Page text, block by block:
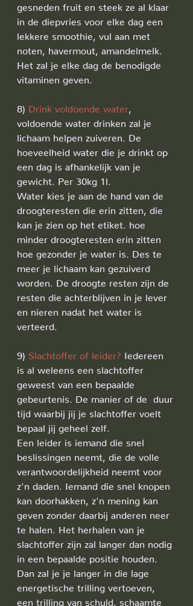
gesneden fruit en steek ze al klaar
in de diepvries voor elke dag een
lekkere smoothie, vul aan met
noten, havermout, amandelmelk.
Het zal je elke dag de benodigde
vitaminen geven.
8) Drink voldoende water
voldoende water drinken zal je
lichaam helpen zuiveren. De
hoeveelheid water die je drinkt op
een dag is afhankelijk van je
gewicht. Per 30kg 1l.
Water kies je aan de hand van de
droogteresten die erin zitten, die
kan je zien op het etiket. hoe
minder droogteresten erin zitten
hoe gezonder je water is. Des te
meer je lichaam kan gezuiverd
worden. De droogte resten zijn de
resten die achterblijven in je lever
en nieren nadat het water is
verteerd.
9) Slachtoffer of leider? Iedereen
is al weleens een slachtoffer
geweest van een bepaalde
gebeurtenis. De manier of de  duur
tijd waarbij jij je slachtoffer voelt
bepaal jij geheel zelf.
Een leider is iemand die snel
beslissingen neemt, die de volle
verantwoordelijkheid neemt voor
z'n daden. Iemand die snel knopen
kan doorhakken, z'n mening kan
geven zonder daarbij anderen neer
te halen. Het herhalen van je
slachtoffer zijn zal langer dan nodig
in een bepaalde positie houden.
Dan zal je je langer in die lage
energetische trilling vertoeven,
een trilling van schuld, schaamte